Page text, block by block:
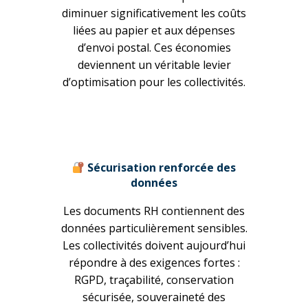
diminuer significativement les coûts
liées au papier et aux dépenses
d’envoi postal. Ces économies
deviennent un véritable levier
d’optimisation pour les collectivités.
Sécurisation renforcée des
données
Les documents RH contiennent des
données particulièrement sensibles.
Les collectivités doivent aujourd’hui
répondre à des exigences fortes :
RGPD, traçabilité, conservation
sécurisée, souveraineté des